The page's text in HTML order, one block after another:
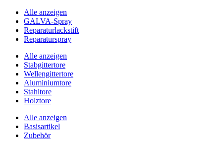
Alle anzeigen
GALVA-Spray
Reparaturlackstift
Reparaturspray
Alle anzeigen
Stabgittertore
Wellengittertore
Aluminiumtore
Stahltore
Holztore
Alle anzeigen
Basisartikel
Zubehör